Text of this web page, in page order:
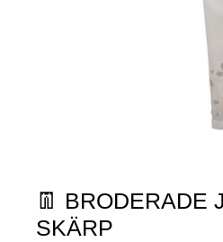
👖 BRODERADE
SKÄRP